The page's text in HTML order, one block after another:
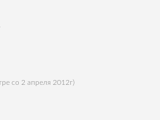
со 2 апреля 2012г)